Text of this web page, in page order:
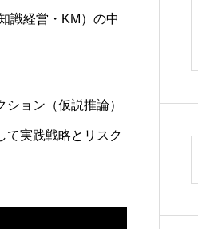
行関係を読み解く
識経営・KM）の中
ョン（仮説推論）
て実践戦略とリスク